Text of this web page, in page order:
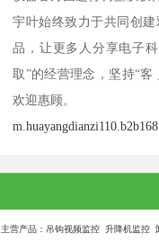
宇叶始终致力于共同创
品，让更多人分享电子
取”的经营理念，坚持“客
欢迎惠顾。
主营产品：吊钩视频监控 升降机监